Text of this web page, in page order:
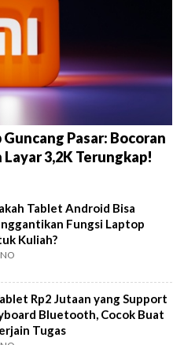
Guncang Pasar: Bocoran
Layar 3,2K Terungkap!
Tablet Android Bisa
Fungsi Laptop
Kuliah?
Rp2 Jutaan yang Support
Bluetooth, Cocok Buat
Tugas